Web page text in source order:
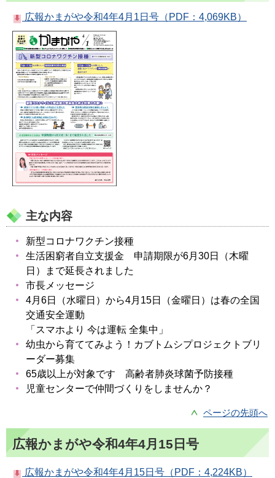
広報かまがや令和4年4月1日号（PDF：4,069KB）
主な内容
新型コロナワクチン接種
生活困窮者自立支援金 申請期限が6月30日（木曜
日）まで延長されました
市長メッセージ
4月6日（水曜日）から4月15日（金曜日）は春の全国
交通安全運動
「スマホより 今は運転 全集中」
幼虫から育ててみよう！カブトムシプロジェクトブリ
ーダー募集
65歳以上が対象です 高齢者肺炎球菌予防接種
児童センターで仲間づくりをしませんか？
ページの先頭へ
広報かまがや令和4年4月15日号
広報かまがや令和4年4月15日号（PDF：4,224KB）